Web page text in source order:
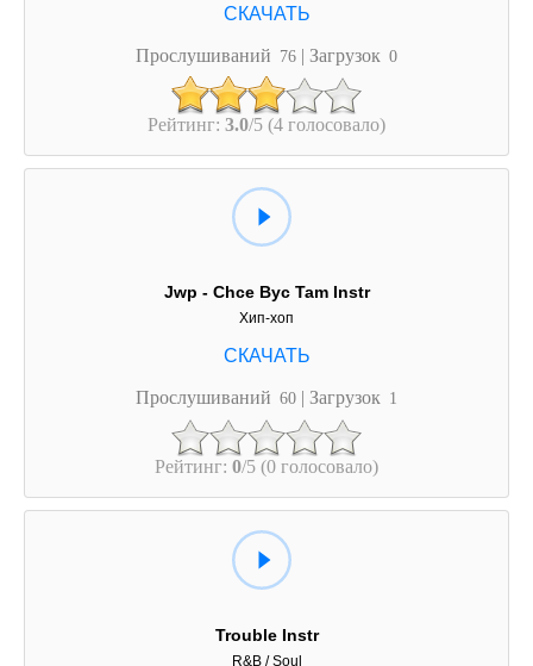
Прослушиваний 76 | Загрузок 0
Рейтинг: 3.0/5 (4 голосовало)
Jwp - Chce Byc Tam Instr
Хип-хоп
Прослушиваний 60 | Загрузок 1
Рейтинг: 0/5 (0 голосовало)
Trouble Instr
R&B / Soul